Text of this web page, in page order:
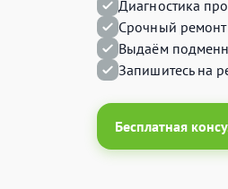
Диагностика
Срочный ремонт
Выдаём
Запишитесь на
Бесплатная